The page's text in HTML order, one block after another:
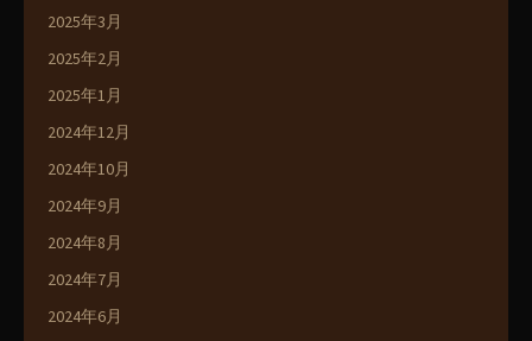
2025年3月
2025年2月
2025年1月
2024年12月
2024年10月
2024年9月
2024年8月
2024年7月
2024年6月